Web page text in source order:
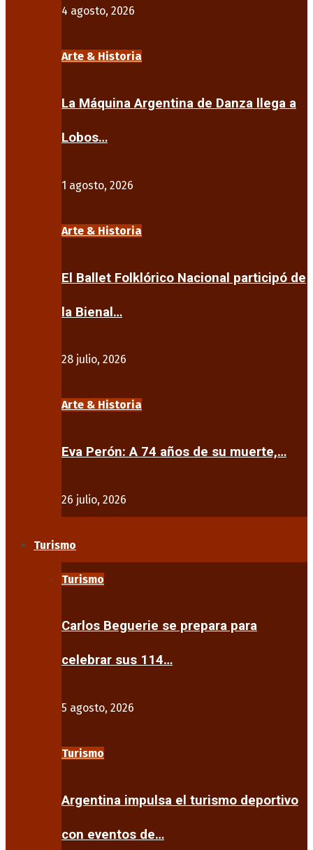
4 agosto, 2026
Arte & Historia
La Máquina Argentina de Danza llega a
Lobos…
1 agosto, 2026
Arte & Historia
El Ballet Folklórico Nacional participó de
la Bienal…
28 julio, 2026
Arte & Historia
Eva Perón: A 74 años de su muerte,…
26 julio, 2026
Turismo
Turismo
Carlos Beguerie se prepara para
celebrar sus 114…
5 agosto, 2026
Turismo
Argentina impulsa el turismo deportivo
con eventos de…